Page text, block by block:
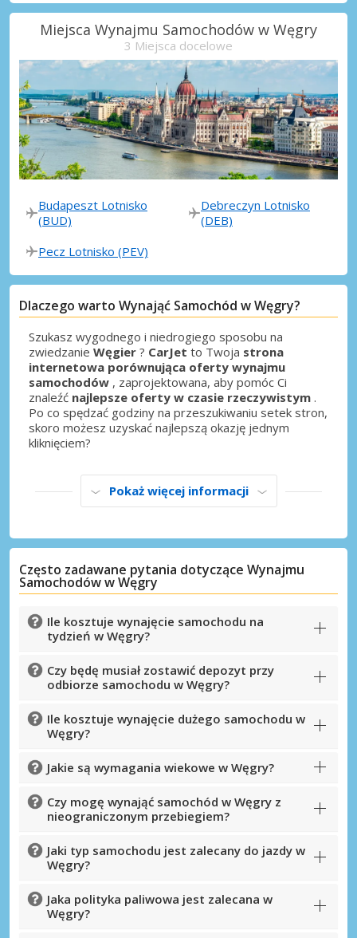
Miejsca Wynajmu Samochodów w Węgry
3 Miejsca docelowe
Budapeszt Lotnisko
(BUD)
Debreczyn Lotnisko
(DEB)
Pecz Lotnisko (PEV)
Dlaczego warto Wynająć Samochód w Węgry?
Szukasz wygodnego i niedrogiego sposobu na
zwiedzanie Węgier ? CarJet to Twoja strona
internetowa porównująca oferty wynajmu
samochodów , zaprojektowana, aby pomóc Ci
znaleźć najlepsze oferty w czasie rzeczywistym .
Po co spędzać godziny na przeszukiwaniu setek stron,
skoro możesz uzyskać najlepszą okazję jednym
kliknięciem?
Pokaż więcej informacji
Często zadawane pytania dotyczące Wynajmu
Samochodów w Węgry
Ile kosztuje wynajęcie samochodu na
tydzień w Węgry?
Czy będę musiał zostawić depozyt przy
odbiorze samochodu w Węgry?
Ile kosztuje wynajęcie dużego samochodu w
Węgry?
Jakie są wymagania wiekowe w Węgry?
Czy mogę wynająć samochód w Węgry z
nieograniczonym przebiegiem?
Jaki typ samochodu jest zalecany do jazdy w
Węgry?
Jaka polityka paliwowa jest zalecana w
Węgry?
Uzyskaj dostęp do ekskluzywnych ofert
partnerów
Zaloguj się przez eLink